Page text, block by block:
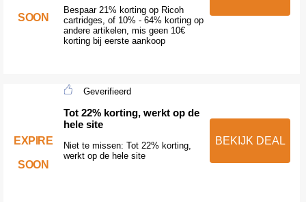
SOON
Bespaar 21% korting op Ricoh
cartridges, of 10% - 64% korting op
andere artikelen, mis geen 10€
korting bij eerste aankoop
EXPIRE
SOON
Geverifieerd
Tot 22% korting, werkt op de
hele site
Niet te missen: Tot 22% korting,
werkt op de hele site
BEKIJK DEAL